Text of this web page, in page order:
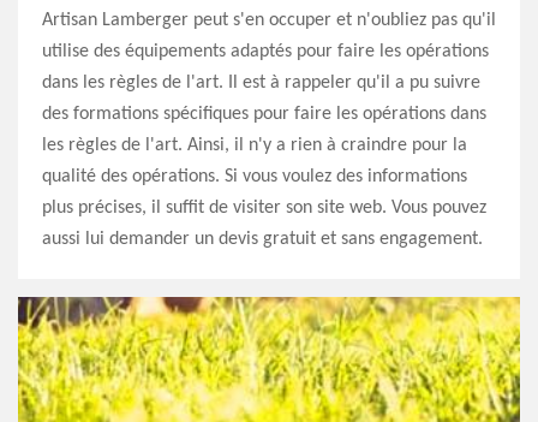
Artisan Lamberger peut s'en occuper et n'oubliez pas qu'il
utilise des équipements adaptés pour faire les opérations
dans les règles de l'art. Il est à rappeler qu'il a pu suivre
des formations spécifiques pour faire les opérations dans
les règles de l'art. Ainsi, il n'y a rien à craindre pour la
qualité des opérations. Si vous voulez des informations
plus précises, il suffit de visiter son site web. Vous pouvez
aussi lui demander un devis gratuit et sans engagement.